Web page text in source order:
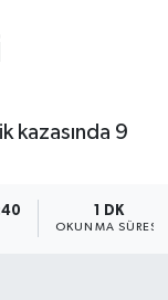
kazasında 9
1 DK
OKUNMA SÜRESI